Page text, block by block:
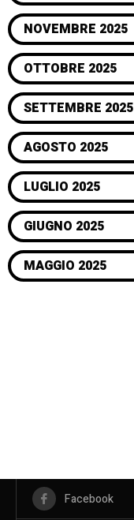
NOVEMBRE 2025
OTTOBRE 2025
SETTEMBRE 2025
AGOSTO 2025
LUGLIO 2025
GIUGNO 2025
MAGGIO 2025
Facebook